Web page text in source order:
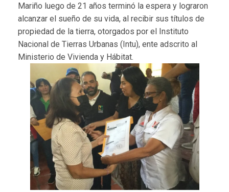
Mariño luego de 21 años terminó la espera y lograron
alcanzar el sueño de su vida, al recibir sus títulos de
propiedad de la tierra, otorgados por el Instituto
Nacional de Tierras Urbanas (Intu), ente adscrito al
Ministerio de Vivienda y Hábitat.